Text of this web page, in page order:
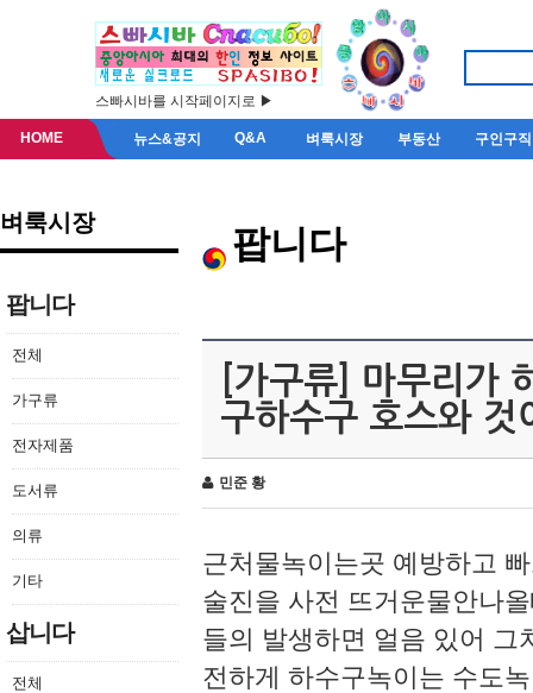
스빠시바를 시작페이지로 ▶
HOME 뉴스&공지 Q&A 벼룩시장 부동산 구인구직
벼룩시장
팝니다
전체
가구류
전자제품
도서류
의류
기타
삽니다
전체
팝니다
[가구류] 마무리가
구하수구 호스와 것
민준 황
근처물녹이는곳 예방하고
술진을 사전 뜨거운물안나
들의 발생하면 얼음 있어 그
전하게 하수구녹이는 수도